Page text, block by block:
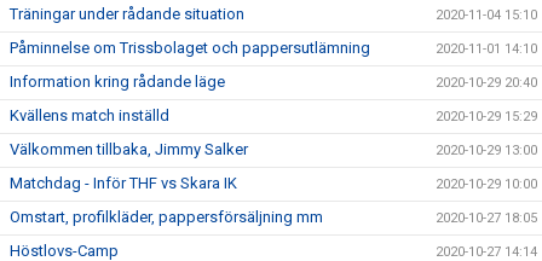
Träningar under rådande situation 2020-11-04 15:10
Påminnelse om Trissbolaget och pappersutlämning 2020-11-01 14:10
Information kring rådande läge 2020-10-29 20:40
Kvällens match inställd 2020-10-29 15:29
Välkommen tillbaka, Jimmy Salker 2020-10-29 13:00
Matchdag - Inför THF vs Skara IK 2020-10-29 10:00
Omstart, profilkläder, pappersförsäljning mm 2020-10-27 18:05
Höstlovs-Camp 2020-10-27 14:14